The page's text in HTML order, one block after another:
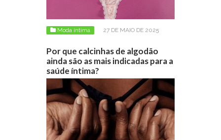
Moda íntima 27 DE MAIO DE 2025
Por que calcinhas de algodão
ainda são as mais indicadas para a
saúde íntima?